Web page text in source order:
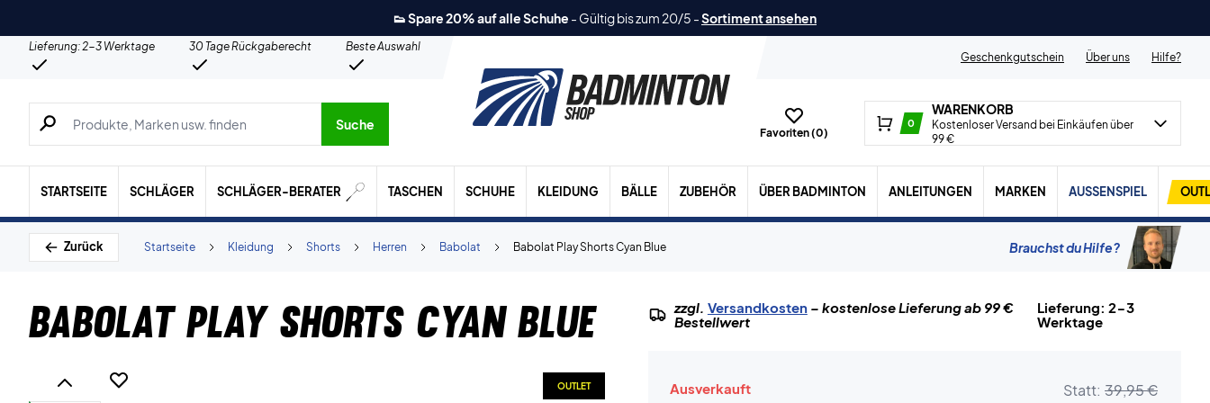
👟 Spare 20% auf alle Schuhe - Gültig bis zum 20/5 -Sortiment ansehen
Lieferung: 2-3 Werktage 30 Tage Rückgaberecht
Beste Auswahl
Geschenkgutschein
Über uns Hilfe?
Suche nach Produkten, Marken usw.
Suche
Favoriten (0)
0
WARENKORB
Kostenloser Versand bei Einkäufen über
99 €
STARTSEITE SCHLÄGER SCHLÄGER-BERATER TASCHEN SCHUHE KLEIDUNG BÄLLE ZUBEHÖR ÜBER BADMINTON ANLEITUNGEN MARKEN AUSSENSPIEL
Zurück Babolat Play Shorts Cyan Blue
Babolat
Herren
Shorts
Kleidung
Startseite Brauchst du Hilfe?
Babolat Play Shorts Cyan Blue
OUTLET
zzgl. Versandkosten– kostenlose Lieferung ab 99 €
Bestellwert
Lieferung: 2-3
Werktage
Ausverkauft Statt: 39,95 €